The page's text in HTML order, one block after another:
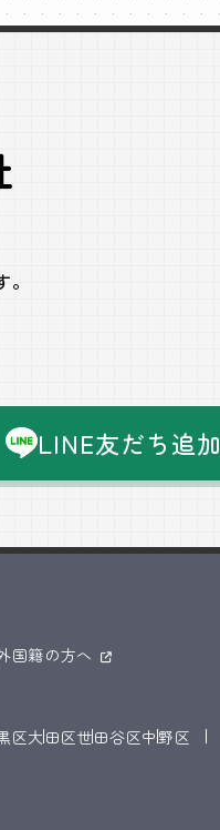
LINE友だち追加
国籍の方へ
区大田区世田谷区中野区